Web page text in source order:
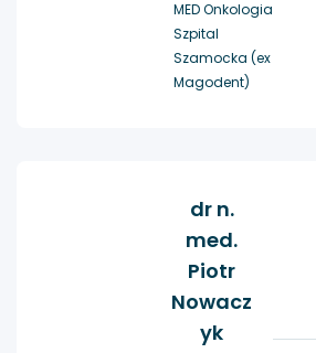
MED Onkologia
Szpital
Szamocka (ex
Magodent)
dr n.
med.
Piotr
Nowacz
yk